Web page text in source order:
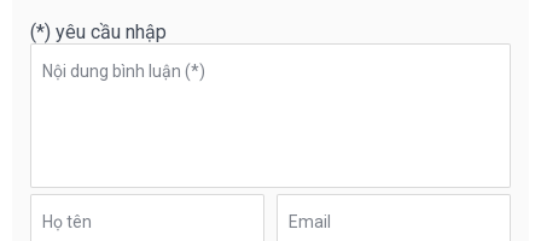
(*) yêu cầu nhập
Nội dung bình luận (*)
Họ tên Email